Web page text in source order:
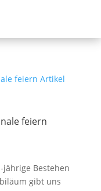
feiern
jährige Bestehen
gibt uns